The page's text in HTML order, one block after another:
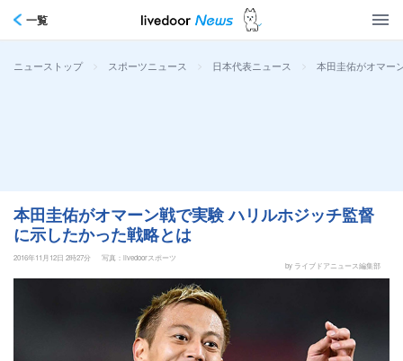
一覧
ニューストップ > スポーツニュース > 日本代表ニュース > 本田圭佑がオマー
本田圭佑がオマーン戦で実験 ハリルホジッチ監督
に示したかった戦略とは
2016年11月12日 2時27分
写真：livedoorスポーツ
by ライブドアニュース編集部